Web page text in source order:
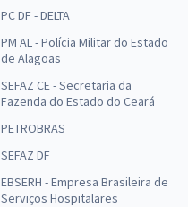
PC DF - DELTA
PM AL - Polícia Militar do Estado
de Alagoas
SEFAZ CE - Secretaria da
Fazenda do Estado do Ceará
PETROBRAS
SEFAZ DF
EBSERH - Empresa Brasileira de
Serviços Hospitalares